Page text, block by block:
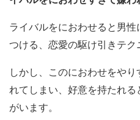
ライバルをにおわせると男
つける、恋愛の駆け引きテク
しかし、このにおわせをや
れてしまい、好意を持たれ
がいます。